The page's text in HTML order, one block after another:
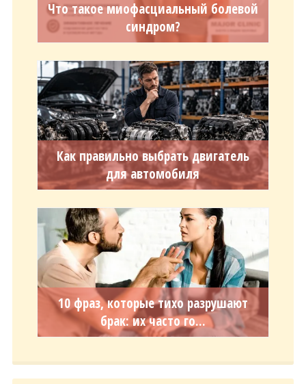
Что такое миофасциальный болевой
синдром?
Как правильно выбрать двигатель
для автомобиля
10 фраз, которые тихо разрушают
брак: их часто го...